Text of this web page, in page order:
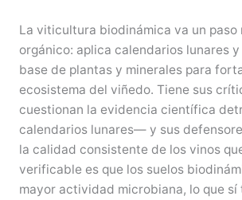
La viticultura biodinámica va un paso
orgánico: aplica calendarios lunares
base de plantas y minerales para
ecosistema del viñedo. Tiene sus
cuestionan la evidencia científica
calendarios lunares— y sus
la calidad consistente de los vinos
verificable es que los suelos
mayor actividad microbiana, lo que